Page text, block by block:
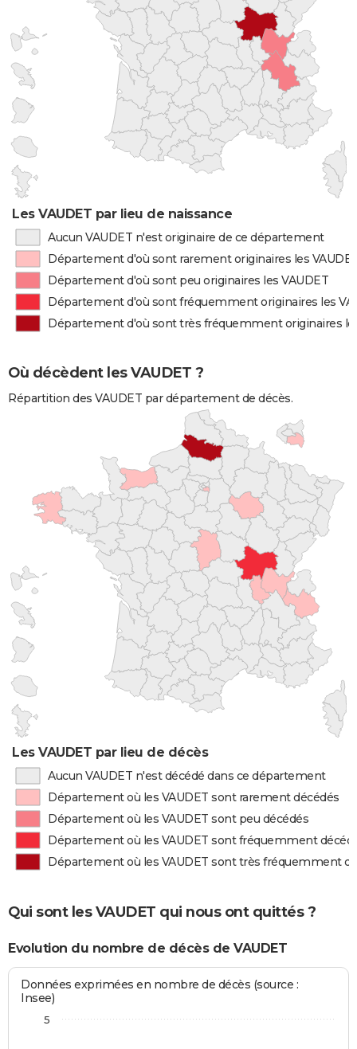
Les VAUDET par lieu de naissance
Aucun VAUDET n'est originaire de ce département
Département d'où sont rarement originaires les
Département d'où sont peu originaires les VAUDET
Département d'où sont fréquemment originaires les
Département d'où sont très fréquemment originaires
Où décèdent les VAUDET ?
Répartition des VAUDET par département de décès.
Les VAUDET par lieu de décès
Aucun VAUDET n'est décédé dans ce département
Département où les VAUDET sont rarement décédés
Département où les VAUDET sont peu décédés
Département où les VAUDET sont fréquemment
Département où les VAUDET sont très fréquemment
Qui sont les VAUDET qui nous ont quittés ?
Evolution du nombre de décès de VAUDET
Données exprimées en nombre de décès (source :
Insee)
5